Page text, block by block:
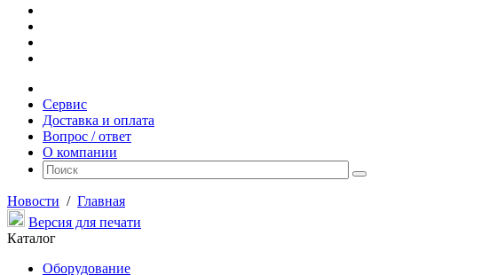
Сервис
Доставка и оплата
Вопрос / ответ
О компании
Новости / Главная
Версия для печати
Каталог
Оборудование